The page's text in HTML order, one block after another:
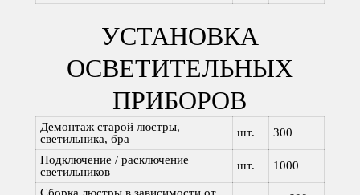
УСТАНОВКА
ОСВЕТИТЕЛЬНЫХ
ПРИБОРОВ
Демонтаж старой люстры,
светильника, бра
шт. 300
Подключение / расключение
светильников
шт. 1000
Сборка люстры в зависимости от